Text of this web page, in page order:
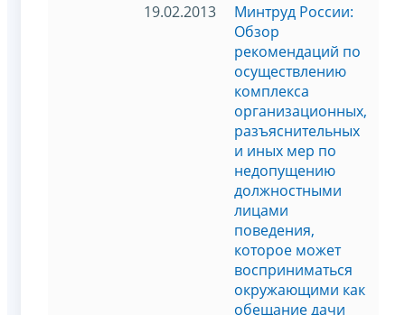
19.02.2013
Минтруд России:
Обзор
рекомендаций по
осуществлению
комплекса
организационных,
разъяснительных
и иных мер по
недопущению
должностными
лицами
поведения,
которое может
восприниматься
окружающими как
обещание дачи